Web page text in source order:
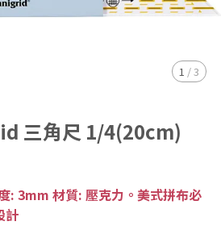
1 /3
三角尺 1/4(20cm)
: 3mm 材質: 壓克力。美式拼布必
計